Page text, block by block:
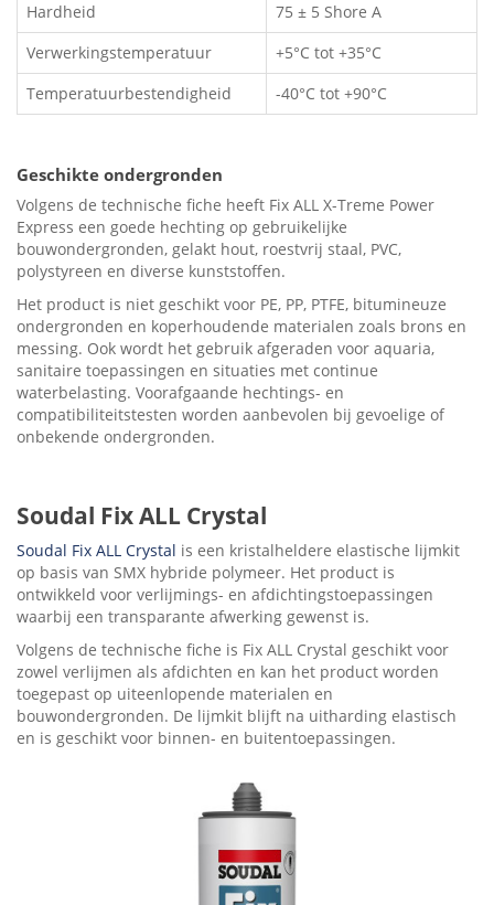
Hardheid
75 ± 5 Shore A
Verwerkingstemperatuur
+5°C tot +35°C
Temperatuurbestendigheid
-40°C tot +90°C
Geschikte ondergronden
Volgens de technische fiche heeft Fix ALL X-Treme Power
Express een goede hechting op gebruikelijke
bouwondergronden, gelakt hout, roestvrij staal, PVC,
polystyreen en diverse kunststoffen.
Het product is niet geschikt voor PE, PP, PTFE, bitumineuze
ondergronden en koperhoudende materialen zoals brons en
messing. Ook wordt het gebruik afgeraden voor aquaria,
sanitaire toepassingen en situaties met continue
waterbelasting. Voorafgaande hechtings- en
compatibiliteitstesten worden aanbevolen bij gevoelige of
onbekende ondergronden.
Soudal Fix ALL Crystal
Soudal Fix ALL Crystal is een kristalheldere elastische lijmkit
op basis van SMX hybride polymeer. Het product is
ontwikkeld voor verlijmings- en afdichtingstoepassingen
waarbij een transparante afwerking gewenst is.
Volgens de technische fiche is Fix ALL Crystal geschikt voor
zowel verlijmen als afdichten en kan het product worden
toegepast op uiteenlopende materialen en
bouwondergronden. De lijmkit blijft na uitharding elastisch
en is geschikt voor binnen- en buitentoepassingen.